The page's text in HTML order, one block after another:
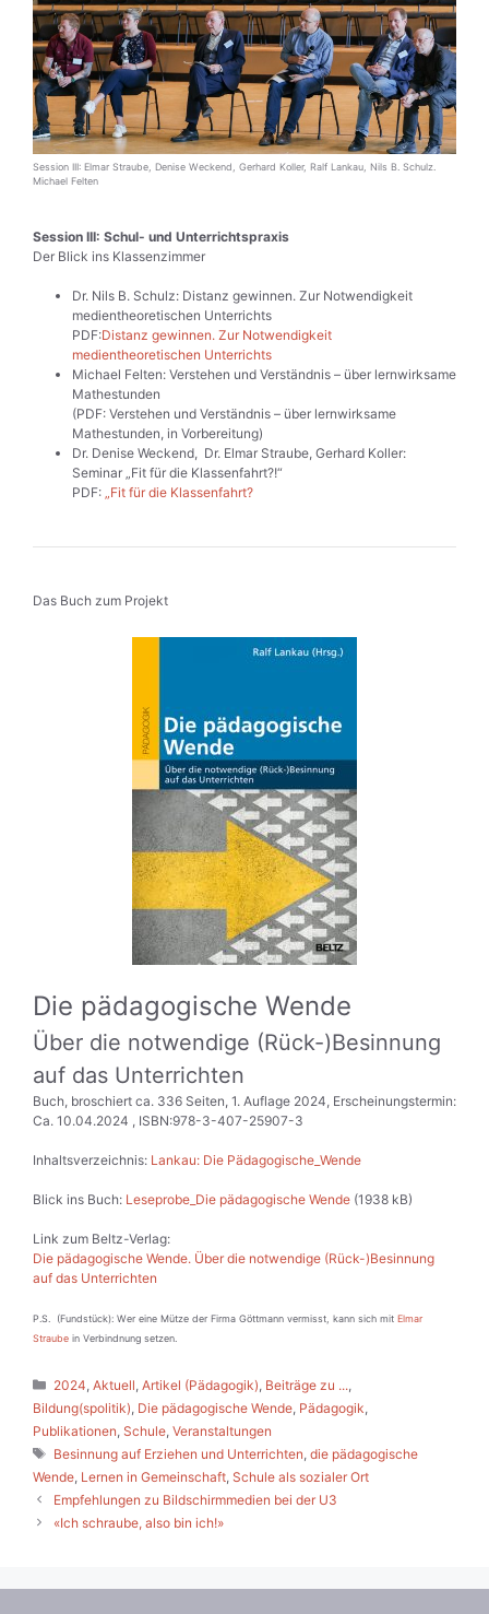
Session III: Elmar Straube, Denise Weckend, Gerhard Koller, Ralf Lankau, Nils B. Schulz.
Michael Felten
Session III: Schul- und Unterrichtspraxis
Der Blick ins Klassenzimmer
Dr. Nils B. Schulz: Distanz gewinnen. Zur Notwendigkeit
medientheoretischen Unterrichts
PDF:Distanz gewinnen. Zur Notwendigkeit
medientheoretischen Unterrichts
Michael Felten: Verstehen und Verständnis – über lernwirksame
Mathestunden
(PDF: Verstehen und Verständnis – über lernwirksame
Mathestunden, in Vorbereitung)
Dr. Denise Weckend, Dr. Elmar Straube, Gerhard Koller:
Seminar „Fit für die Klassenfahrt?!“
PDF: „Fit für die Klassenfahrt?
Das Buch zum Projekt
Die pädagogische Wende
Über die notwendige (Rück-)Besinnung
auf das Unterrichten
Buch, broschiert ca. 336 Seiten, 1. Auflage 2024, Erscheinungstermin:
Ca. 10.04.2024 , ISBN:978-3-407-25907-3
Inhaltsverzeichnis: Lankau: Die Pädagogische_Wende
Blick ins Buch: Leseprobe_Die pädagogische Wende (1938 kB)
Link zum Beltz-Verlag:
Die pädagogische Wende. Über die notwendige (Rück-)Besinnung
auf das Unterrichten
P.S. (Fundstück): Wer eine Mütze der Firma Göttmann vermisst, kann sich mit Elmar
Straube in Verbindnung setzen.
Kategorien
2024 ,Aktuell ,Artikel (Pädagogik) Beiträge zu ...
Bildung(spolitik) Die pädagogische Wende Pädagogik
Publikationen Schule Veranstaltungen
Schlagwörter
Besinnung auf Erziehen und Unterrichten ,die pädagogische
Wende Lernen in Gemeinschaft Schule als sozialer Ort
Empfehlungen zu Bildschirmmedien bei der U3
«Ich schraube, also bin ich!»